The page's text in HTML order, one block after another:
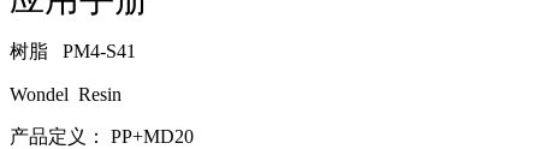
树脂 PM4-S41
Wondel Resin
产品定义： PP+MD20